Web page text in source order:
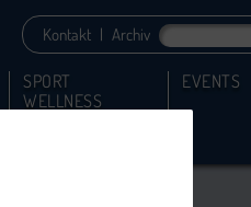
Kontakt | Archiv
SPORT
WELLNESS
EVENTS